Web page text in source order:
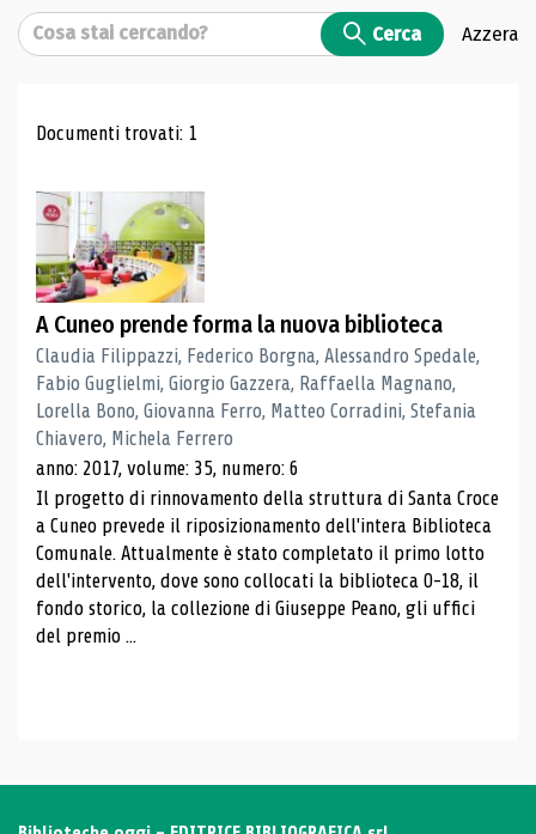
Cerca Cerca Azzera
Risultati di ricerca
Documenti trovati: 1
A Cuneo prende forma la nuova biblioteca
Claudia Filippazzi, Federico Borgna, Alessandro Spedale,
Fabio Guglielmi, Giorgio Gazzera, Raffaella Magnano,
Lorella Bono, Giovanna Ferro, Matteo Corradini, Stefania
Chiavero, Michela Ferrero
anno: 2017, volume: 35, numero: 6
Il progetto di rinnovamento della struttura di Santa Croce
a Cuneo prevede il riposizionamento dell'intera Biblioteca
Comunale. Attualmente è stato completato il primo lotto
dell'intervento, dove sono collocati la biblioteca 0-18, il
fondo storico, la collezione di Giuseppe Peano, gli uffici
del premio ...